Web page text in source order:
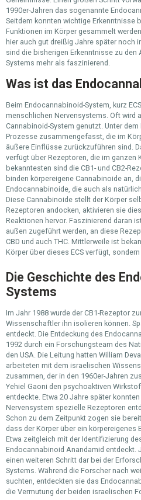
1990er-Jahren das sogenannte
Seitdem konnten wichtige Erkenntnisse
Funktionen im Körper gesammelt
hier auch gut dreißig Jahre später noch
sind die bisherigen Erkenntnisse zu
Systems mehr als faszinierend.
Was ist das
Beim Endocannabinoid-System, kurz
menschlichen Nervensystems. Oft wird
Cannabinoid-System genutzt. Unter dem
Prozesse zusammengefasst, die im
äußere Einflüsse zurückzuführen sind.
verfügt über Rezeptoren, die im ganzen
bekanntesten sind die CB1- und CB2-
binden körpereigene Cannabinoide an,
Endocannabinoide, die auch als
Diese Cannabinoide stellt der Körper
Rezeptoren andocken, aktivieren sie
Reaktionen hervor. Faszinierend daran
außen zugeführt werden, an diese
CBD und auch THC. Mittlerweile ist
Körper über dieses ECS verfügt, sondern
Die Geschichte des
Systems
Im Jahr 1988 wurde der CB1-Rezeptor
Wissenschaftler ihn isolieren können.
entdeckt. Die Entdeckung des
1992 durch ein Forschungsteam des
den USA. Die Leitung hatten William
arbeiteten mit dem israelischen
zusammen, der in den 1960er-Jahren
Yehiel Gaoni den psychoaktiven
entdeckte. Etwa 20 Jahre später
Nervensystem spezielle Rezeptoren
Schon zu dem Zeitpunkt zogen sie
dass der Körper über ein körpereigenes
Etwa zeitgleich mit der Identifizierung
Endocannabinoid Anandamid entdeckt.
einen weiteren Schritt dar bei der
Systems. Während die Forscher nach
suchten, entdeckten sie das
die Vermutung der beiden israelischen